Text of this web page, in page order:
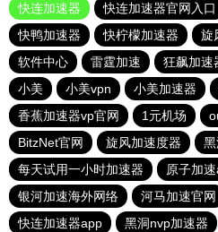
快连加速器
快连加速器官网入口
快鸭加速器
快柠檬加速器 旋
软件中心
雷霆加速 狂飙加速
小美
小美vpn 小美加速器
香蕉加速器vp官网
1元机场
BitzNet官网
旋风加速度器
每天试用一小时加速器
原子加
银河加速海外网络
河马加速官网
快连加速器app
黑洞nvp加速器